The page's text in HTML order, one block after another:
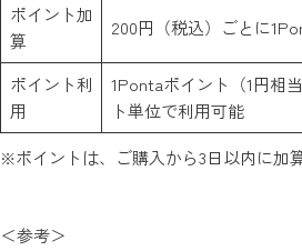
ポイント加
算
200円（税込）ごとに
ポイント利
用
1Pontaポイント（1円相
ト単位で利用可能
※ポイントは、ご購入から3日以内に加
＜参考＞